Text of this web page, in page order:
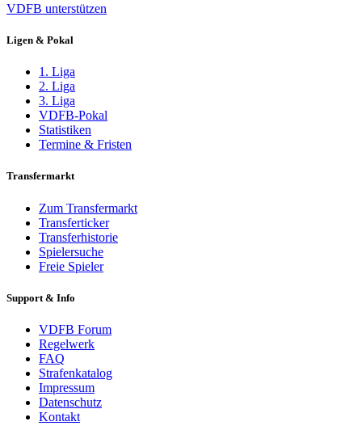
VDFB unterstützen
Ligen & Pokal
1. Liga
2. Liga
3. Liga
VDFB-Pokal
Statistiken
Termine & Fristen
Transfermarkt
Zum Transfermarkt
Transferticker
Transferhistorie
Spielersuche
Freie Spieler
Support & Info
VDFB Forum
Regelwerk
FAQ
Strafenkatalog
Impressum
Datenschutz
Kontakt